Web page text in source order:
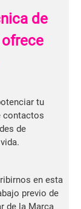
de
tu
contactos
de
en esta
previo de
de la Marca